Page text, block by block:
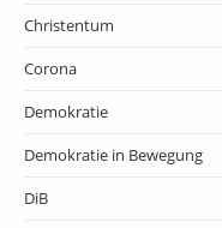
Christentum
Corona
Demokratie
Demokratie in Bewegung
DiB